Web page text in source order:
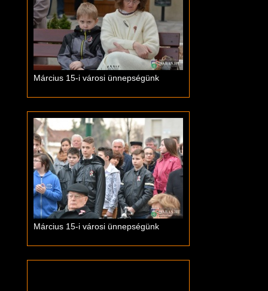
Március 15-i városi ünnepségünk
Március 15-i városi ünnepségünk